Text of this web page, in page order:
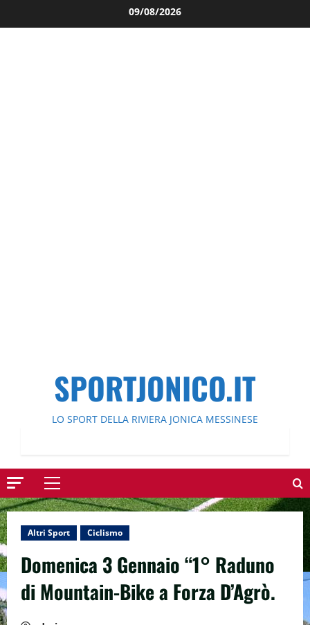
al
09/08/2026
SPORTJONICO.IT
LO SPORT DELLA RIVIERA JONICA MESSINESE
Menu
principale
Altri Sport Ciclismo
Domenica 3 Gennaio “1° Raduno
di Mountain-Bike a Forza D’Agrò.